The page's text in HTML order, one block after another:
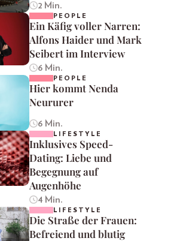
2 Min.
PEOPLE
Ein Käfig voller Narren:
Alfons Haider und Mark
Seibert im Interview
6 Min.
PEOPLE
Hier kommt Nenda
Neururer
6 Min.
LIFESTYLE
Inklusives Speed-
Dating: Liebe und
Begegnung auf
Augenhöhe
4 Min.
LIFESTYLE
Die Straße der Frauen:
Befreiend und blutig